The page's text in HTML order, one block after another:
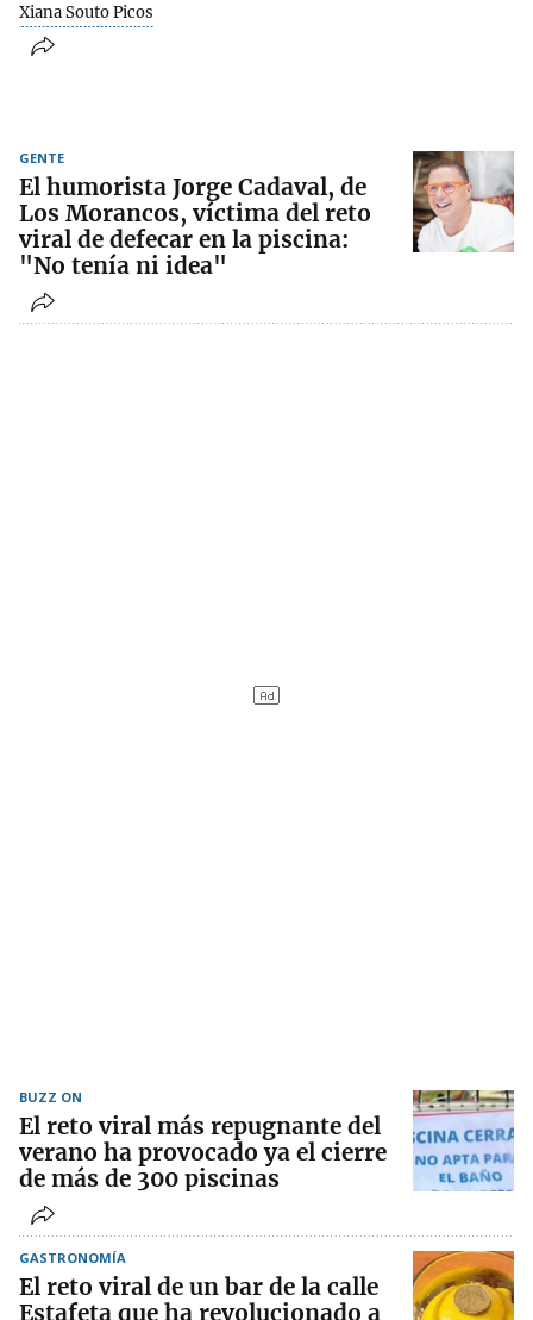
Xiana Souto Picos
GENTE
El humorista Jorge Cadaval, de
Los Morancos, víctima del reto
viral de defecar en la piscina:
"No tenía ni idea"
BUZZ ON
El reto viral más repugnante del
verano ha provocado ya el cierre
de más de 300 piscinas
GASTRONOMÍA
El reto viral de un bar de la calle
Estafeta que ha revolucionado a